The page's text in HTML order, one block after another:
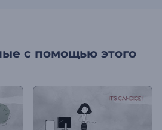
с помощью этого